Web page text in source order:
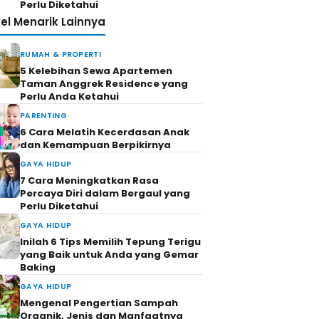
Perlu Diketahui
Menarik Lainnya
RUMAH & PROPERTI
5 Kelebihan Sewa Apartemen
Taman Anggrek Residence yang
Perlu Anda Ketahui
PARENTING
6 Cara Melatih Kecerdasan Anak
dan Kemampuan Berpikirnya
GAYA HIDUP
7 Cara Meningkatkan Rasa
Percaya Diri dalam Bergaul yang
Perlu Diketahui
GAYA HIDUP
Inilah 6 Tips Memilih Tepung Terigu
yang Baik untuk Anda yang Gemar
Baking
GAYA HIDUP
Mengenal Pengertian Sampah
Organik, Jenis dan Manfaatnya